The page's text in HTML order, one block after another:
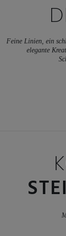
Feine Linien, ein
elegante